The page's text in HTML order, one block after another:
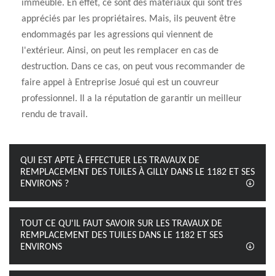
immeuble. En effet, ce sont des matériaux qui sont très
appréciés par les propriétaires. Mais, ils peuvent être
endommagés par les agressions qui viennent de
l'extérieur. Ainsi, on peut les remplacer en cas de
destruction. Dans ce cas, on peut vous recommander de
faire appel à Entreprise Josué qui est un couvreur
professionnel. Il a la réputation de garantir un meilleur
rendu de travail.
QUI EST APTE À EFFECTUER LES TRAVAUX DE
REMPLACEMENT DES TUILES À GILLY DANS LE 1182 ET SES
ENVIRONS ?
TOUT CE QU'IL FAUT SAVOIR SUR LES TRAVAUX DE
REMPLACEMENT DES TUILES DANS LE 1182 ET SES
ENVIRONS